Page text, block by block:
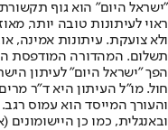
"ישראל היום" הוא גוף
ראוי לעיתונות טובה יותר,
ולא צועקת. עיתונות אמינה,
הפך "ישראל היום" לעיתון
חול. מו"ל העיתון היא ד"ר
והעורך המייסד הוא עמוס